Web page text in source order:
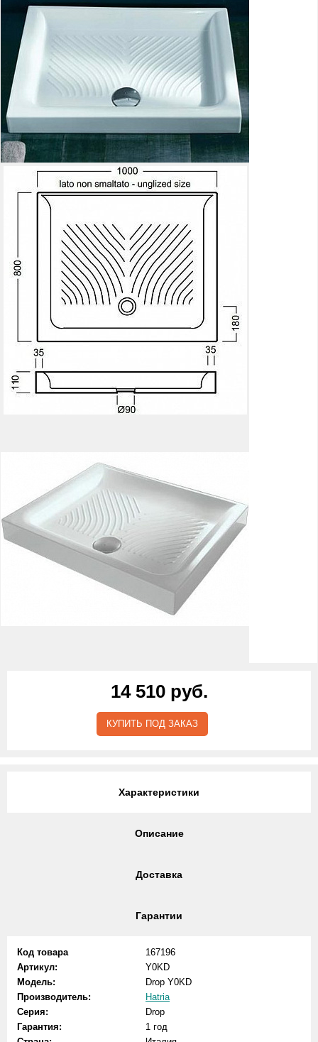
14 510 руб.
КУПИТЬ ПОД ЗАКАЗ
Характеристики
Описание
Доставка
Гарантии
Код товара
167196
Артикул:
Y0KD
Модель:
Drop Y0KD
Производитель:
Hatria
Серия:
Drop
Гарантия:
1 год